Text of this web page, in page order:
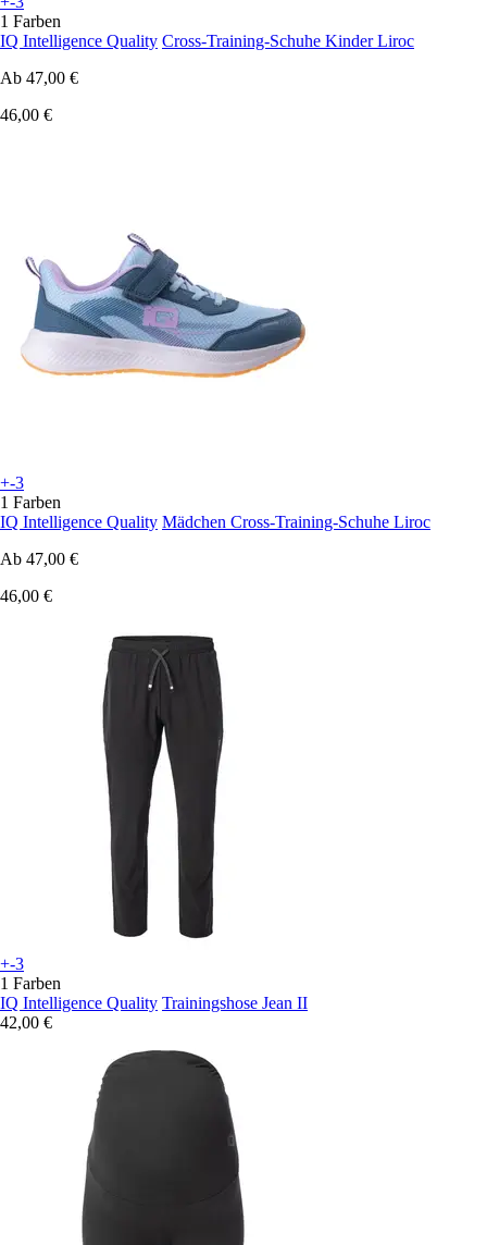
1 Farben
IQ Intelligence Quality Cross-Training-Schuhe Kinder Liroc
Ab 47,00 €
46,00 €
+-3
1 Farben
IQ Intelligence Quality Mädchen Cross-Training-Schuhe Liroc
Ab 47,00 €
46,00 €
+-3
1 Farben
IQ Intelligence Quality Trainingshose Jean II
42,00 €